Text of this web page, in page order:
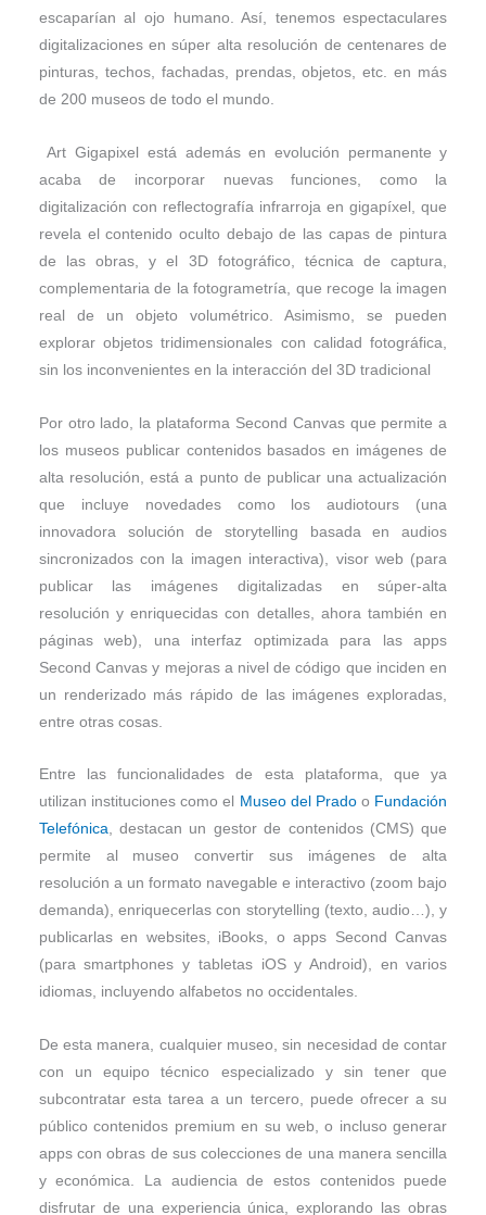
escaparían al ojo humano. Así, tenemos espectaculares
digitalizaciones en súper alta resolución de centenares de
pinturas, techos, fachadas, prendas, objetos, etc. en más
de 200 museos de todo el mundo.
Art Gigapixel está además en evolución permanente y
acaba de incorporar nuevas funciones, como la
digitalización con reflectografía infrarroja en gigapíxel, que
revela el contenido oculto debajo de las capas de pintura
de las obras, y el 3D fotográfico, técnica de captura,
complementaria de la fotogrametría, que recoge la imagen
real de un objeto volumétrico. Asimismo, se pueden
explorar objetos tridimensionales con calidad fotográfica,
sin los inconvenientes en la interacción del 3D tradicional
Por otro lado, la plataforma Second Canvas que permite a
los museos publicar contenidos basados en imágenes de
alta resolución, está a punto de publicar una actualización
que incluye novedades como los audiotours (una
innovadora solución de storytelling basada en audios
sincronizados con la imagen interactiva), visor web (para
publicar las imágenes digitalizadas en súper-alta
resolución y enriquecidas con detalles, ahora también en
páginas web), una interfaz optimizada para las apps
Second Canvas y mejoras a nivel de código que inciden en
un renderizado más rápido de las imágenes exploradas,
entre otras cosas.
Entre las funcionalidades de esta plataforma, que ya
utilizan instituciones como el
Museo del Pradoo Fundación
Telefónica, destacan un gestor de contenidos (CMS) que
permite al museo convertir sus imágenes de alta
resolución a un formato navegable e interactivo (zoom bajo
demanda), enriquecerlas con storytelling (texto, audio…), y
publicarlas en websites, iBooks, o apps Second Canvas
(para smartphones y tabletas iOS y Android), en varios
idiomas, incluyendo alfabetos no occidentales.
De esta manera, cualquier museo, sin necesidad de contar
con un equipo técnico especializado y sin tener que
subcontratar esta tarea a un tercero, puede ofrecer a su
público contenidos premium en su web, o incluso generar
apps con obras de sus colecciones de una manera sencilla
y económica. La audiencia de estos contenidos puede
disfrutar de una experiencia única, explorando las obras